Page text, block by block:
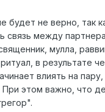
будет не верно, так
связь между
мулла,
в результате
влиять на
этом важно, что